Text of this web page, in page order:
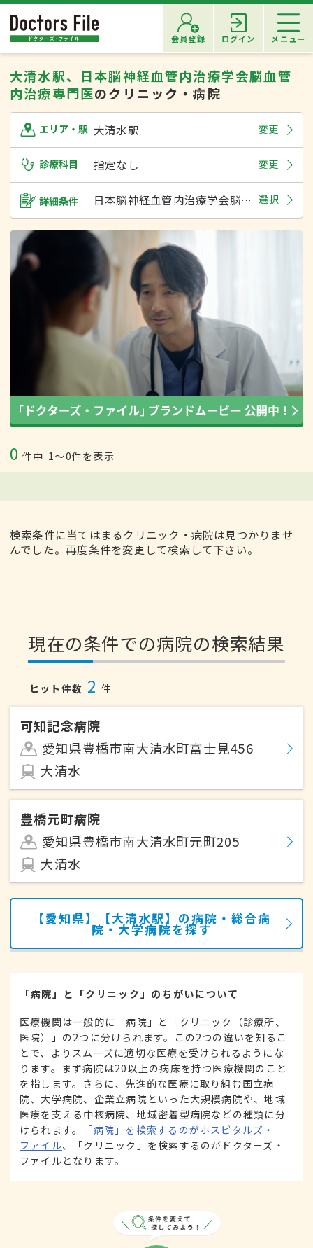
会員登録 ログイン メニュー
大清水駅、日本脳神経血管内治療学会脳血管
内治療専門医のクリニック・病院
エリア・駅 大清水駅 変更
診療科目 指定なし 変更
詳細条件 日本脳神経血管内治療学会脳血管内治療専門医 選択
0 件中 1〜0件を表示
検索条件に当てはまるクリニック・病院は見つかりませ
んでした。再度条件を変更して検索して下さい。
現在の条件での病院の検索結果
ヒット件数 2 件
可知記念病院
愛知県豊橋市南大清水町富士見456
大清水
豊橋元町病院
愛知県豊橋市南大清水町元町205
大清水
【愛知県】【大清水駅】の病院・総合病
院・大学病院を探す
「病院」と「クリニック」のちがいについて
医療機関は一般的に「病院」と「クリニック（診療所、
医院）」の2つに分けられます。この2つの違いを知るこ
とで、よりスムーズに適切な医療を受けられるようにな
ります。まず病院は20以上の病床を持つ医療機関のこと
を指します。さらに、先進的な医療に取り組む国立病
院、大学病院、企業立病院といった大規模病院や、地域
医療を支える中核病院、地域密着型病院などの種類に分
けられます。
「病院」を検索するのがホスピタルズ・
ファイル、「クリニック」を検索するのがドクターズ・
ファイルとなります。